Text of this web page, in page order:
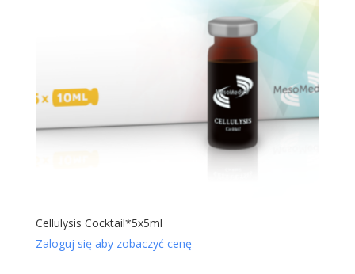
Cellulysis Cocktail*5x5ml
Zaloguj się aby zobaczyć cenę